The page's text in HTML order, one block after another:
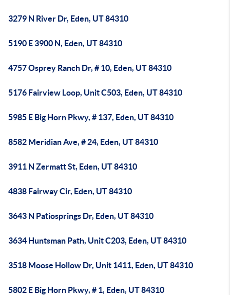
3279 N River Dr, Eden, UT 84310
5190 E 3900 N, Eden, UT 84310
4757 Osprey Ranch Dr, # 10, Eden, UT 84310
5176 Fairview Loop, Unit C503, Eden, UT 84310
5985 E Big Horn Pkwy, # 137, Eden, UT 84310
8582 Meridian Ave, # 24, Eden, UT 84310
3911 N Zermatt St, Eden, UT 84310
4838 Fairway Cir, Eden, UT 84310
3643 N Patiosprings Dr, Eden, UT 84310
3634 Huntsman Path, Unit C203, Eden, UT 84310
3518 Moose Hollow Dr, Unit 1411, Eden, UT 84310
5802 E Big Horn Pkwy, # 1, Eden, UT 84310